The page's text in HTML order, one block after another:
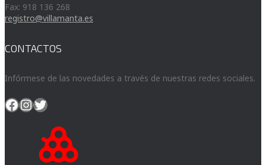
Fax: 918 136 268
registro@villamanta.es
CONTACTOS
Infórmese de las novedades a través de nuestras redes sociales.
Facebook
Instagram
Twitter